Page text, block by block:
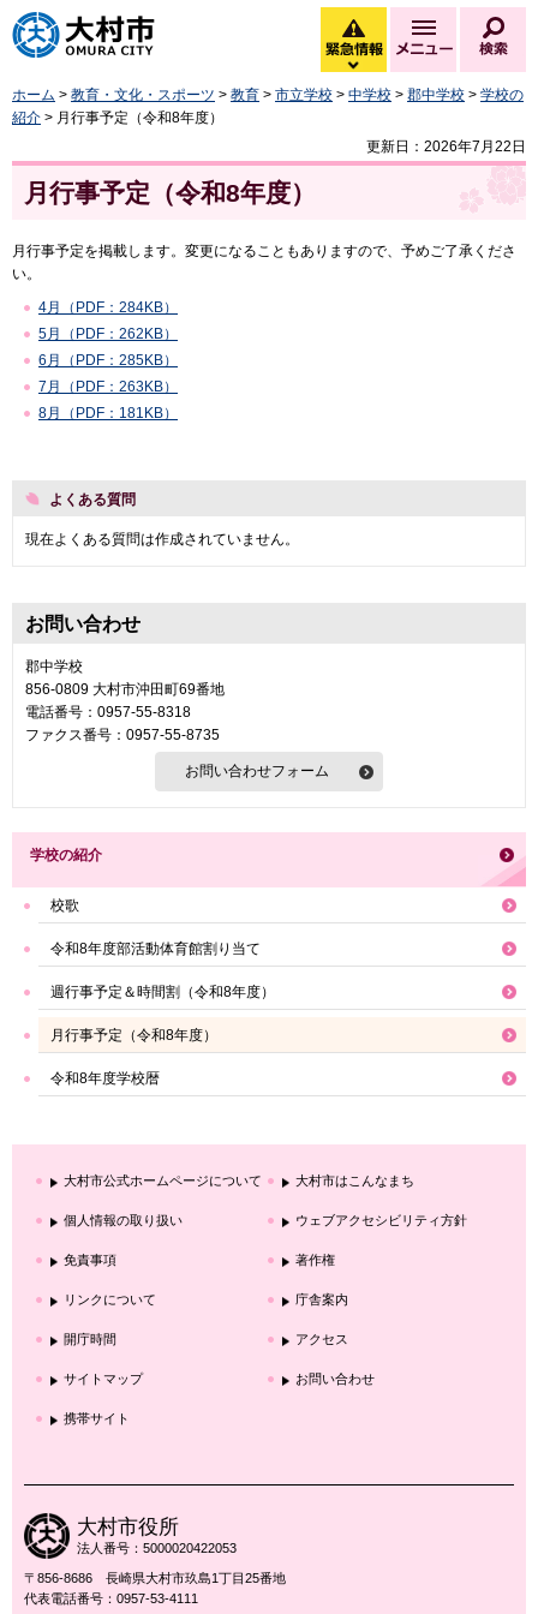
大村市
緊急情報
緊急情報を開く
メニュー
ホーム > 教育・文化・スポーツ > 教育 > 市立学校 > 中学校 > 郡中学校 > 学校の
紹介 > 月行事予定（令和8年度）
更新日：2026年7月22日
月行事予定（令和8年度）
月行事予定を掲載します。変更になることもありますので、予めご了承くださ
い。
4月（PDF：284KB）
5月（PDF：262KB）
6月（PDF：285KB）
7月（PDF：263KB）
8月（PDF：181KB）
よくある質問
現在よくある質問は作成されていません。
お問い合わせ
郡中学校
856-0809 大村市沖田町69番地
電話番号：0957-55-8318
ファクス番号：0957-55-8735
学校の紹介
校歌
令和8年度部活動体育館割り当て
週行事予定＆時間割（令和8年度）
月行事予定（令和8年度）
令和8年度学校暦
大村市公式ホームページについて 大村市はこんなまち
個人情報の取り扱い ウェブアクセシビリティ方針
免責事項 著作権
リンクについて 庁舎案内
開庁時間 アクセス
サイトマップ お問い合わせ
携帯サイト
大村市役所
法人番号：5000020422053
〒856-8686 長崎県大村市玖島1丁目25番地
代表電話番号：0957-53-4111